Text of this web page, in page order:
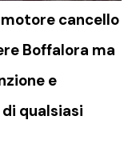
motore cancello
Boffalora ma
e
qualsiasi